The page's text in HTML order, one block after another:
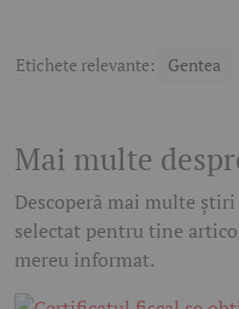
Etichete relevante: Gentea
Mai multe
Descoperă mai multe
selectat pentru tine
mereu informat.